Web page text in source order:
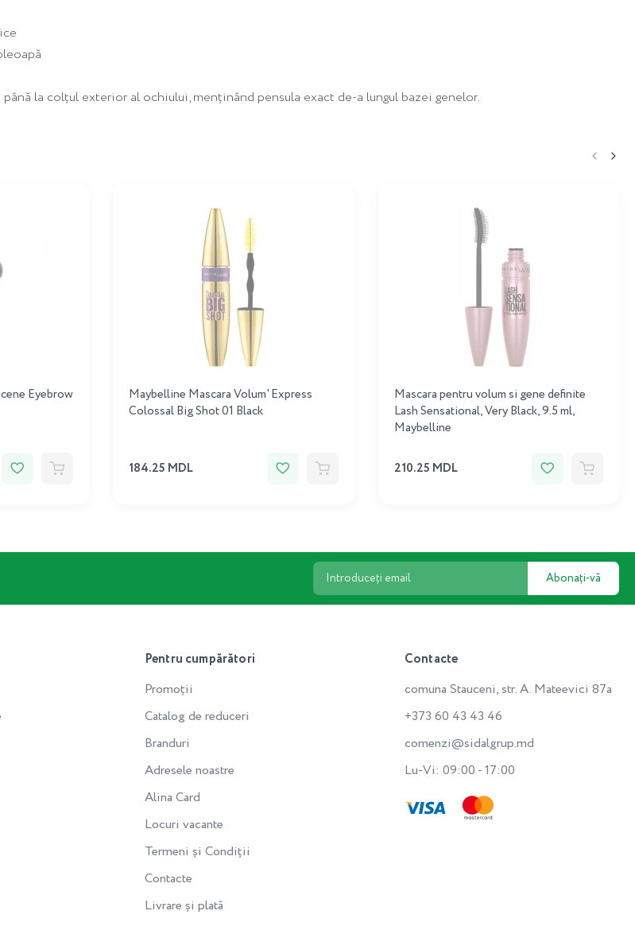
la colțul exterior al ochiului, menținând pensula exact de-a lungul bazei genelor.
Eyebrow
Maybelline Mascara Volum' Express
Colossal Big Shot 01 Black
184.25 MDL
Mascara pentru volum si gene definite
Lash Sensational, Very Black, 9.5 ml,
Maybelline
210.25 MDL
Abonați-vă
Pentru cumpărători
Promoții
Catalog de reduceri
Branduri
Adresele noastre
Alina Card
Locuri vacante
Termeni și Condiții
Contacte
Livrare și plată
Contacte
comuna Stauceni, str. A. Mateevici 87a
+373 60 43 43 46
comenzi@sidalgrup.md
Lu-Vi: 09:00 - 17:00